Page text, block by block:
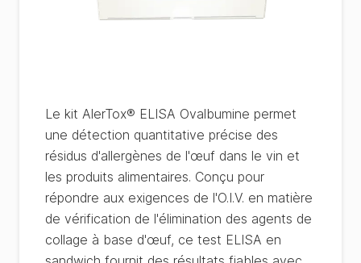
Le kit AlerTox® ELISA Ovalbumine permet
une détection quantitative précise des
résidus d'allergènes de l'œuf dans le vin et
les produits alimentaires. Conçu pour
répondre aux exigences de l'O.I.V. en matière
de vérification de l'élimination des agents de
collage à base d'œuf, ce test ELISA en